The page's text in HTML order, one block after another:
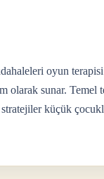
oyun
olarak sunar.
stratejiler küçük